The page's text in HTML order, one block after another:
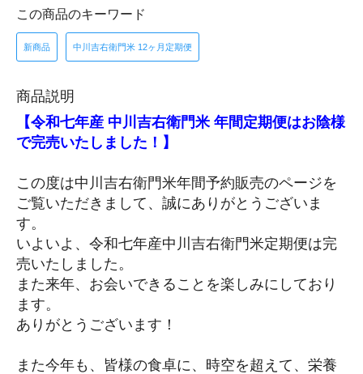
この商品のキーワード
新商品 中川吉右衛門米 12ヶ月定期便
商品説明
【令和七年産 中川吉右衛門米 年間定期便はお陰様
で完売いたしました！】
この度は中川吉右衛門米年間予約販売のページを
ご覧いただきまして、誠にありがとうございま
す。
いよいよ、令和七年産中川吉右衛門米定期便は完
売いたしました。
また来年、お会いできることを楽しみにしており
ます。
ありがとうございます！
また今年も、皆様の食卓に、時空を超えて、栄養